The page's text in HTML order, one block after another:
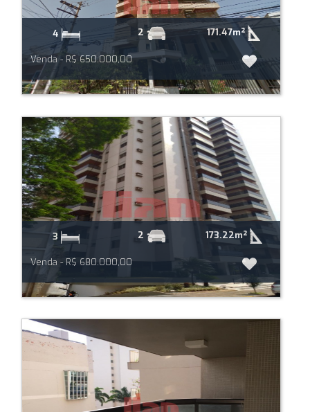
4 2 171.47m²
Venda - R$ 650.000,00
3 2 173.22m²
Venda - R$ 680.000,00